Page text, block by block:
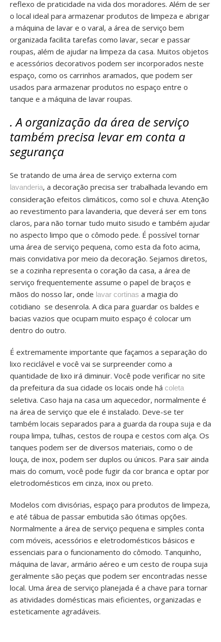
reflexo de praticidade na vida dos moradores. Além de ser
o local ideal para armazenar produtos de limpeza e abrigar
a máquina de lavar e o varal, a área de serviço bem
organizada facilita tarefas como lavar, secar e passar
roupas, além de ajudar na limpeza da casa. Muitos objetos
e acessórios decorativos podem ser incorporados neste
espaço, como os carrinhos aramados, que podem ser
usados para armazenar produtos no espaço entre o
tanque e a máquina de lavar roupas.
. A organização da área de serviço
também precisa levar em conta a
segurança
Se tratando de uma área de serviço externa com
lavanderia, a decoração precisa ser trabalhada levando em
consideração efeitos climáticos, como sol e chuva. Atenção
ao revestimento para lavanderia, que deverá ser em tons
claros, para não tornar tudo muito sisudo e também ajudar
no aspecto limpo que o cômodo pede. É possível tornar
uma área de serviço pequena, como esta da foto acima,
mais convidativa por meio da decoração. Sejamos diretos,
se a cozinha representa o coração da casa, a área de
serviço frequentemente assume o papel de braços e
mãos do nosso lar, onde lavar cortinas a magia do
cotidiano se desenrola. A dica para guardar os baldes e
bacias vazios que ocupam muito espaço é colocar um
dentro do outro.
É extremamente importante que façamos a separação do
lixo reciclável e você vai se surpreender como a
quantidade de lixo irá diminuir. Você pode verificar no site
da prefeitura da sua cidade os locais onde há coleta
seletiva. Caso haja na casa um aquecedor, normalmente é
na área de serviço que ele é instalado. Deve-se ter
também locais separados para a guarda da roupa suja e da
roupa limpa, tulhas, cestos de roupa e cestos com alça. Os
tanques podem ser de diversos materiais, como o de
louça, de inox, podem ser duplos ou únicos. Para sair ainda
mais do comum, você pode fugir da cor branca e optar por
eletrodomésticos em cinza, inox ou preto.
Modelos com divisórias, espaço para produtos de limpeza,
e até tábua de passar embutida são ótimas opções.
Normalmente a área de serviço pequena e simples conta
com móveis, acessórios e eletrodomésticos básicos e
essenciais para o funcionamento do cômodo. Tanquinho,
máquina de lavar, armário aéreo e um cesto de roupa suja
geralmente são peças que podem ser encontradas nesse
local. Uma área de serviço planejada é a chave para tornar
as atividades domésticas mais eficientes, organizadas e
esteticamente agradáveis.